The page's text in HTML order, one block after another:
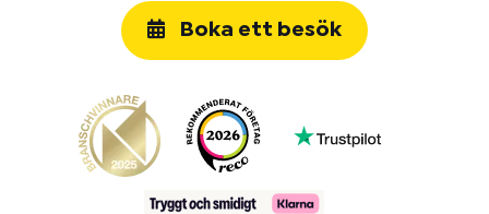
Boka ett besök